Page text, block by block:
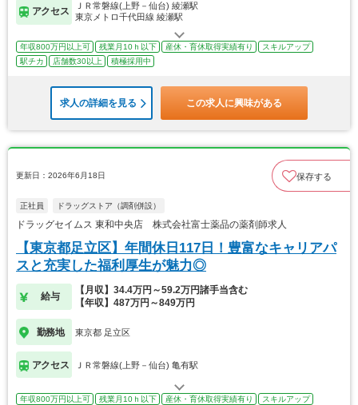
アクセス
ＪＲ常磐線(上野－仙台) 綾瀬駅
東京メトロ千代田線 綾瀬駅
年収800万円以上可 残業月10ｈ以下 産休・育休取得実績有り
スキルアップ
駅チカ
店舗数30以上 積極採用中
求人の詳細を見る この求人に興味がある
更新日：2026年6月18日 保存する
正社員 ドラッグストア（調剤併設）
ドラッグセイムス 東和中央店 株式会社富士薬品の薬剤師求人
【東京都足立区】年間休日117日！豊富なキャリアパ
スと充実した福利厚生が魅力◎
給与
【月収】34.4万円～59.2万円諸手当含む
【年収】487万円～849万円
勤務地 東京都 足立区
アクセス ＪＲ常磐線(上野－仙台) 亀有駅
年収800万円以上可 残業月10ｈ以下 産休・育休取得実績有り
スキルアップ